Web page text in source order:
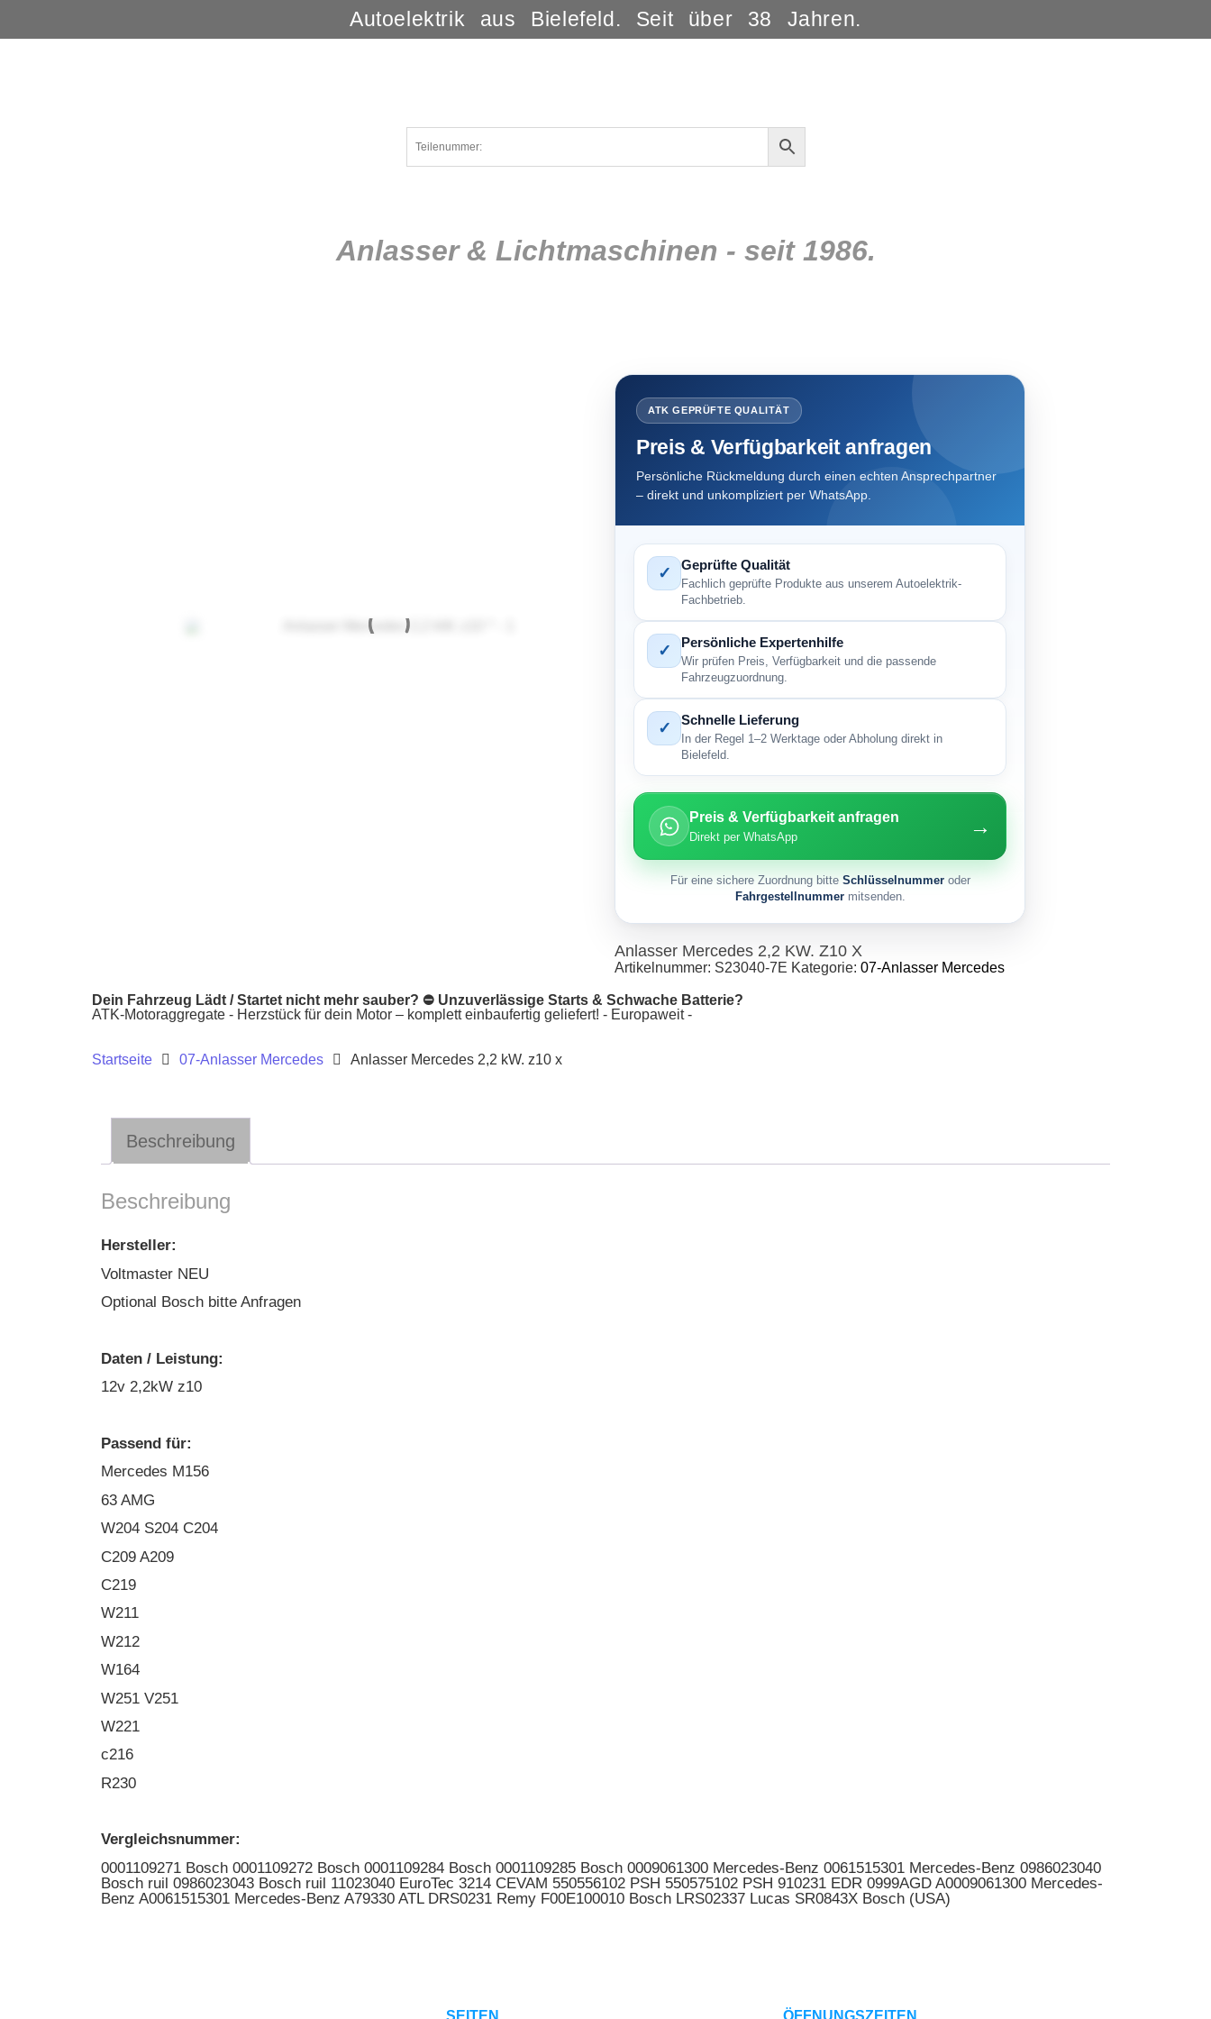
Autoelektrik aus Bielefeld. Seit über 38 Jahren.
Anlasser & Lichtmaschinen - seit 1986.
ATK GEPRÜFTE QUALITÄT
Preis & Verfügbarkeit anfragen
Persönliche Rückmeldung durch einen echten Ansprechpartner
– direkt und unkompliziert per WhatsApp.
✓ Geprüfte Qualität
Fachlich geprüfte Produkte aus unserem Autoelektrik-
Fachbetrieb.
✓ Persönliche Expertenhilfe
Wir prüfen Preis, Verfügbarkeit und die passende
Fahrzeugzuordnung.
✓ Schnelle Lieferung
In der Regel 1–2 Werktage oder Abholung direkt in
Bielefeld.
Preis & Verfügbarkeit anfragen
Direkt per WhatsApp →
Für eine sichere Zuordnung bitte Schlüsselnummeroder
Fahrgestellnummermitsenden.
Anlasser Mercedes 2,2 KW. Z10 X
Artikelnummer: S23040-7E Kategorie: 07-Anlasser Mercedes
Dein Fahrzeug Lädt / Startet nicht mehr sauber? ⛔ Unzuverlässige Starts & Schwache Batterie?
ATK-Motoraggregate - Herzstück für dein Motor – komplett einbaufertig geliefert! - Europaweit -
Startseite 07-Anlasser Mercedes Anlasser Mercedes 2,2 kW. z10 x
Beschreibung
Beschreibung
Hersteller:
Voltmaster NEU
Optional Bosch bitte Anfragen
Daten / Leistung:
12v 2,2kW z10
Passend für:
Mercedes M156
63 AMG
W204 S204 C204
C209 A209
C219
W211
W212
W164
W251 V251
W221
c216
R230
Vergleichsnummer:
0001109271 Bosch 0001109272 Bosch 0001109284 Bosch 0001109285 Bosch 0009061300 Mercedes-Benz 0061515301 Mercedes-Benz 0986023040
Bosch ruil 0986023043 Bosch ruil 11023040 EuroTec 3214 CEVAM 550556102 PSH 550575102 PSH 910231 EDR 0999AGD A0009061300 Mercedes-
Benz A0061515301 Mercedes-Benz A79330 ATL DRS0231 Remy F00E100010 Bosch LRS02337 Lucas SR0843X Bosch (USA)
SEITEN ÖFFNUNGSZEITEN